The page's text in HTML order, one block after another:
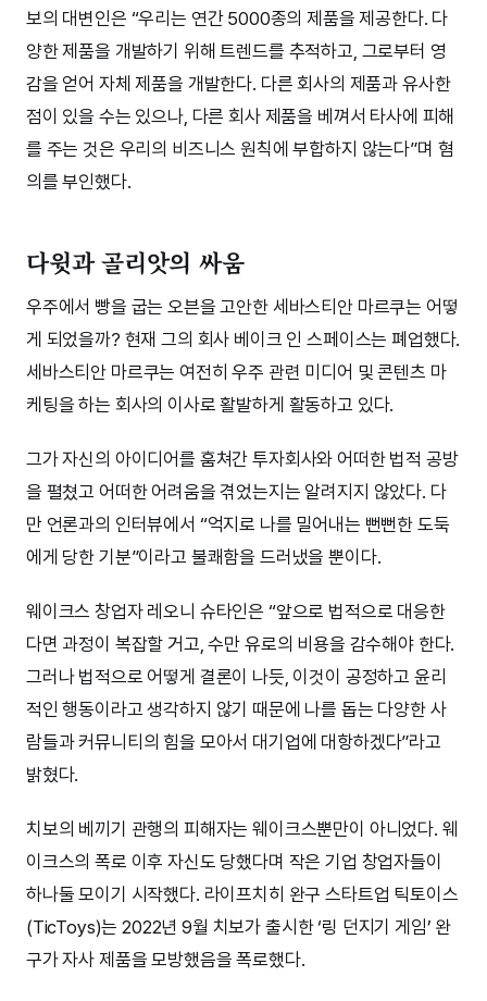
보의 대변인은 “우리는 연간 5000종의 제품을 제공한다. 다
양한 제품을 개발하기 위해 트렌드를 추적하고, 그로부터 영
감을 얻어 자체 제품을 개발한다. 다른 회사의 제품과 유사한
점이 있을 수는 있으나, 다른 회사 제품을 베껴서 타사에 피해
를 주는 것은 우리의 비즈니스 원칙에 부합하지 않는다”며 혐
의를 부인했다.
다윗과 골리앗의 싸움
우주에서 빵을 굽는 오븐을 고안한 세바스티안 마르쿠는 어떻
게 되었을까? 현재 그의 회사 베이크 인 스페이스는 폐업했다.
세바스티안 마르쿠는 여전히 우주 관련 미디어 및 콘텐츠 마
케팅을 하는 회사의 이사로 활발하게 활동하고 있다.
그가 자신의 아이디어를 훔쳐간 투자회사와 어떠한 법적 공방
을 펼쳤고 어떠한 어려움을 겪었는지는 알려지지 않았다. 다
만 언론과의 인터뷰에서 “억지로 나를 밀어내는 뻔뻔한 도둑
에게 당한 기분”이라고 불쾌함을 드러냈을 뿐이다.
웨이크스 창업자 레오니 슈타인은 “앞으로 법적으로 대응한
다면 과정이 복잡할 거고, 수만 유로의 비용을 감수해야 한다.
그러나 법적으로 어떻게 결론이 나듯, 이것이 공정하고 윤리
적인 행동이라고 생각하지 않기 때문에 나를 돕는 다양한 사
람들과 커뮤니티의 힘을 모아서 대기업에 대항하겠다”라고
밝혔다.
치보의 베끼기 관행의 피해자는 웨이크스뿐만이 아니었다. 웨
이크스의 폭로 이후 자신도 당했다며 작은 기업 창업자들이
하나둘 모이기 시작했다. 라이프치히 완구 스타트업 틱토이스
(TicToys)는 2022년 9월 치보가 출시한 ‘링 던지기 게임’ 완
구가 자사 제품을 모방했음을 폭로했다.